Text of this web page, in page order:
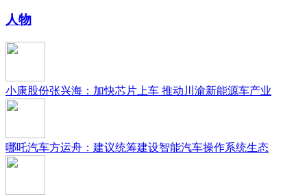
人物
小康股份张兴海：加快芯片上车 推动川渝新能源车产业
哪吒汽车方运舟：建议统筹建设智能汽车操作系统生态